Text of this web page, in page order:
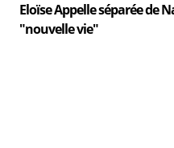
Eloïse Appelle séparée de
"nouvelle vie"